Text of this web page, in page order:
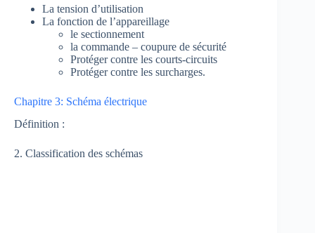
La tension d’utilisation
La fonction de l’appareillage
le sectionnement
la commande – coupure de sécurité
Protéger contre les courts-circuits
Protéger contre les surcharges.
Chapitre 3: Schéma électrique
Définition :
2. Classification des schémas